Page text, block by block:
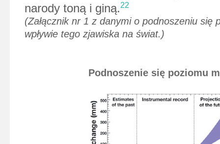
narody toną i giną.22
(Załącznik nr 1 z danymi o podnoszeniu się
wpływie tego zjawiska na świat.)
Podnoszenie się poziomu